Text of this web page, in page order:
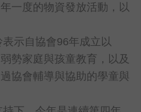
一度的物資發放活動，以
示自協會96年成立以
勢家庭與孩童教育，以及
協會輔導與協助的學童與